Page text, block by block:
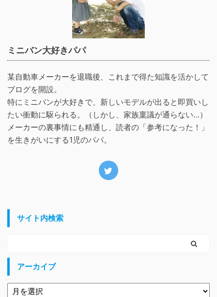
ミニバン大好きパパ
某自動車メーカーを退職後、これまで得た知識を活かして
ブログを開設。
特にミニバンが大好きで、新しいモデルが出ると即買いし
たい衝動に駆られる。（しかし、家族稟議が通らない…）
メーカーの裏事情にも精通し、読者の「参考になった！」
を生きがいにする1児のパパ。
サイト内検索
アーカイブ